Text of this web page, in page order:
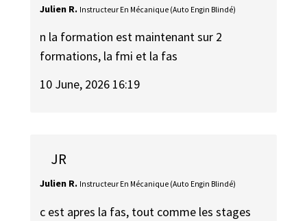
Julien R. Instructeur En Mécanique (Auto Engin Blindé)
n la formation est maintenant sur 2
formations, la fmi et la fas
10 June, 2026 16:19
JR
Julien R. Instructeur En Mécanique (Auto Engin Blindé)
c est apres la fas, tout comme les stages